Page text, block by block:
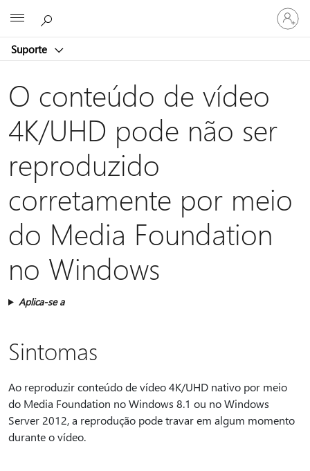
Suporte
Entre
em
sua
O conteúdo de vídeo
4K/UHD pode não ser
reproduzido
corretamente por meio
do Media Foundation
no Windows
Aplica-se a
Sintomas
Ao reproduzir conteúdo de vídeo 4K/UHD nativo por meio
do Media Foundation no Windows 8.1 ou no Windows
Server 2012, a reprodução pode travar em algum momento
durante o vídeo.